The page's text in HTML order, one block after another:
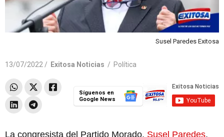
Susel Paredes Exitosa
13/07/2022 / Exitosa Noticias / Política
Síguenos en
Google News
La congresista del Partido Morado, Susel Paredes,